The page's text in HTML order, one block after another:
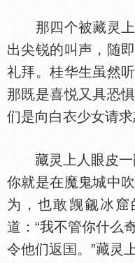
那四个被藏灵上
出尖锐的叫声，随
礼拜。桂华生虽然
那既是喜悦又具恐
们是向白
少女请求
藏灵上人眼皮一
你就是在魔鬼城中
为，也敢觊觎冰窟
道：“我不管你什么
令他们返
。”藏灵